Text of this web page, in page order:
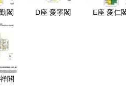
閣 D座 愛寧閣 E座 愛仁
閣